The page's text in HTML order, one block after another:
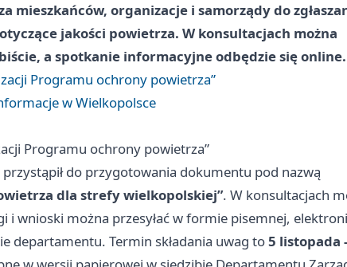
mieszkańców, organizacje i samorządy do
jakości powietrza. W konsultacjach można
a spotkanie informacyjne odbędzie się online.
Programu ochrony powietrza”
w Wielkopolsce
Programu ochrony powietrza”
do przygotowania dokumentu pod nazwą
dla strefy wielkopolskiej”. W konsultacjach
i wnioski można przesyłać w formie pisemnej,
departamentu. Termin składania uwag to5 listopada